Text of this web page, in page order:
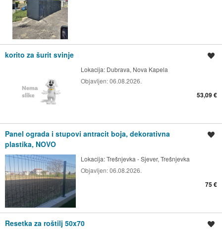
korito za šurit svinje
Lokacija: Dubrava, Nova Kapela
Objavljen:06.08.2026.
53,09 €
Panel ograda i stupovi antracit boja, dekorativna
plastika, NOVO
Lokacija:Trešnjevka - Sjever, Trešnjevka
Objavljen:06.08.2026.
75 €
Resetka za roštilj 50x70